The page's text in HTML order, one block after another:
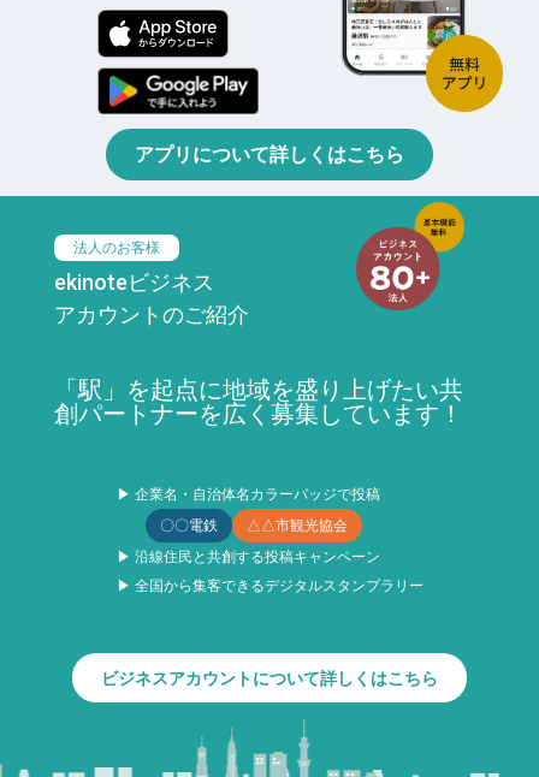
アプリについて詳しくはこちら
法人のお客様
ekinoteビジネス
アカウントのご紹介
「駅」を起点に地域を盛り上げたい共
創パートナーを広く募集しています！
▶ 企業名・自治体名カラーバッジで投稿
〇〇電鉄
△△市観光協会
▶ 沿線住民と共創する投稿キャンペーン
▶ 全国から集客できるデジタルスタンプラリー
ビジネスアカウントについて詳しくはこちら